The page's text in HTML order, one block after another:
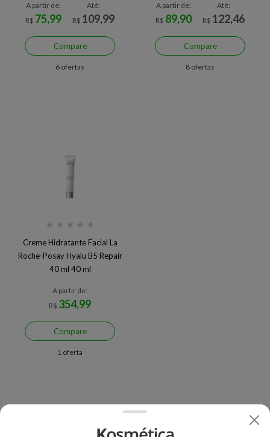
A partir de:
R$ 75,99
Até:
R$ 109,99
Compare
6 ofertas
A partir de:
R$ 89,90
Até:
R$ 122,46
Compare
8 ofertas
★ ★ ★ ★ ★
Creme Hidratante Facial La
Roche-Posay Hyalu B5 Repair
40 ml 40 ml
A partir de:
R$ 354,99
Compare
1 oferta